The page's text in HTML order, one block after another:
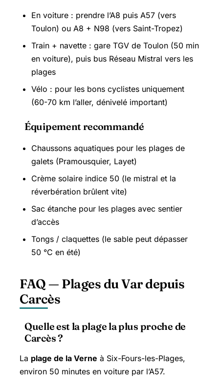
En voiture : prendre l’A8 puis A57 (vers
Toulon) ou A8 + N98 (vers Saint-Tropez)
Train + navette : gare TGV de Toulon (50 min
en voiture), puis bus Réseau Mistral vers les
plages
Vélo : pour les bons cyclistes uniquement
(60-70 km l’aller, dénivelé important)
Équipement recommandé
Chaussons aquatiques pour les plages de
galets (Pramousquier, Layet)
Crème solaire indice 50 (le mistral et la
réverbération brûlent vite)
Sac étanche pour les plages avec sentier
d’accès
Tongs / claquettes (le sable peut dépasser
50 °C en été)
FAQ — Plages du Var depuis
Carcès
Quelle est la plage la plus proche de
Carcès ?
La plage de la Verne à Six-Fours-les-Plages,
environ 50 minutes en voiture par l’A57.